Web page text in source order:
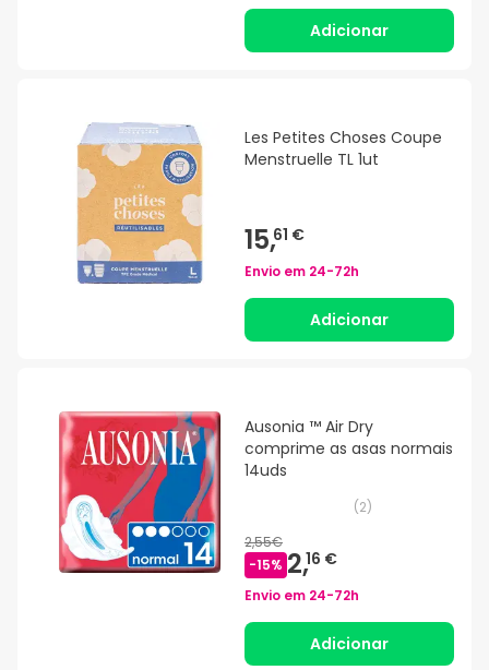
Adicionar
Les Petites Choses Coupe
Menstruelle TL 1ut
15,61 €
Envio em 24-72h
Adicionar
Ausonia ™ Air Dry
comprime as asas normais
14uds
(2)
2,55€
-15% 2,16 €
Envio em 24-72h
Adicionar